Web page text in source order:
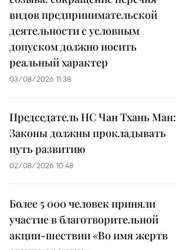
видов предпринимательской
деятельности с условным
допуском должно носить
реальный характер
03/08/2026 11:38
Председатель НС Чан Тхань Ман:
Законы должны прокладывать
путь развитию
02/08/2026 10:48
Более 5 000 человек приняли
участие в благотворительной
акции-шествии «Во имя жертв